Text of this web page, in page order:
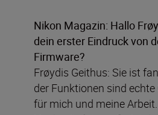
Nikon Magazin: Hallo
dein erster Eindruck von
Firmware?
Frøydis Geithus: Sie ist
der Funktionen sind
für mich und meine